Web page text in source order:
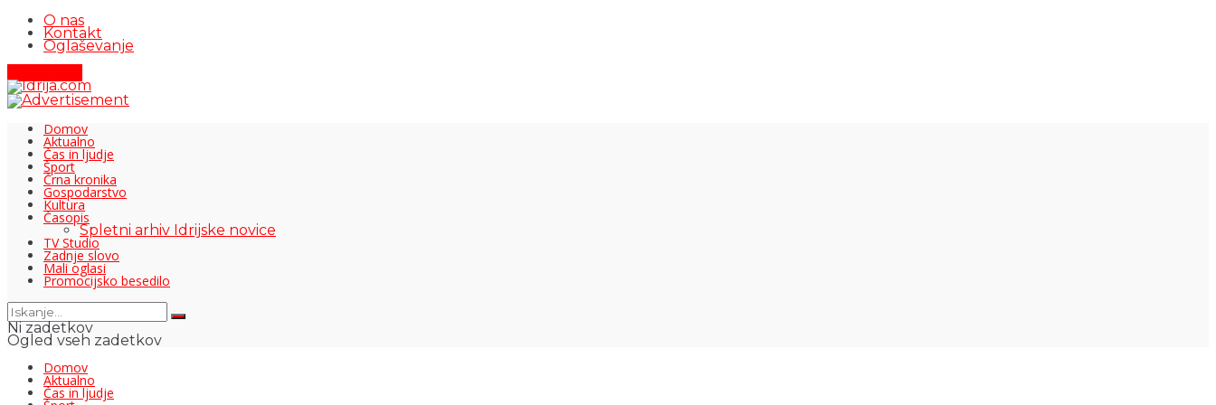
O nas
Kontakt
Oglaševanje
Domov
Aktualno
Čas in ljudje
Šport
Črna kronika
Gospodarstvo
Kultura
Časopis
Spletni arhiv Idrijske novice
TV Studio
Zadnje slovo
Mali oglasi
Promocijsko besedilo
Ni zadetkov
Ogled vseh zadetkov
Domov
Aktualno
Čas in ljudje